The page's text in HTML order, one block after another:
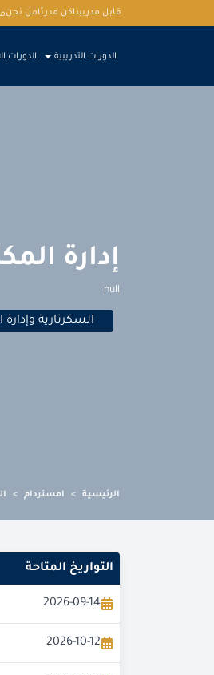
قابل مدربيناكن مدربًامن نحن
الدورات الدورات التدريبية
إدارة
null
السكرتارية وإدارة
الرئيسية > امستردام >
التواريخ المتاحة
2026-09-14
2026-10-12